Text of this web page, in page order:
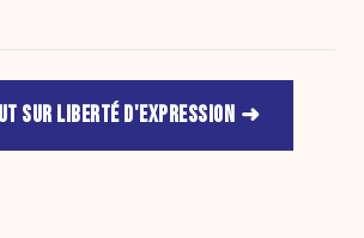
SUR LIBERTÉ D'EXPRESSION